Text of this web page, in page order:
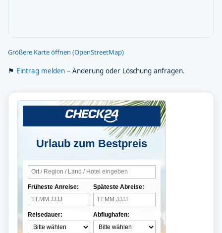
Größere Karte öffnen (OpenStreetMap)
⚑ Eintrag melden – Änderung oder Löschung anfragen.
Urlaub zum Bestpreis
Früheste Anreise:
Reisedauer:
Späteste Abreise:
Abflughafen: